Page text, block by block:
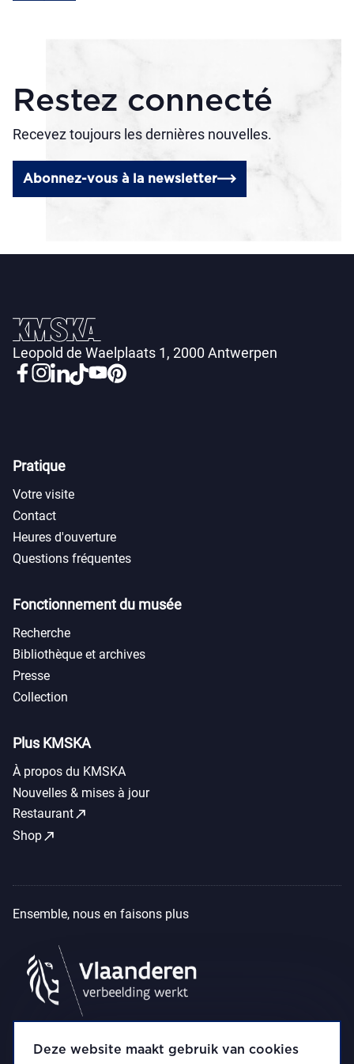
Deze website maakt gebruik van cookies
Restez connecté
Recevez toujours les dernières nouvelles.
Abonnez-vous à la newsletter
Leopold de Waelplaats 1, 2000 Antwerpen
Pratique
Votre visite
Contact
Heures d'ouverture
Questions fréquentes
Fonctionnement du musée
Recherche
Bibliothèque et archives
Presse
Collection
Plus KMSKA
À propos du KMSKA
Nouvelles & mises à jour
Restaurantcall_made
Shopcall_made
Ensemble, nous en faisons plus